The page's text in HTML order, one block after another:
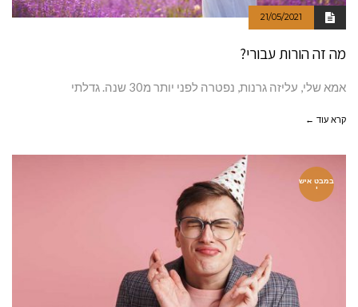
21/05/2021
מה זה הורות עבורי?
אמא שלי, עליזה גרנות, נפטרה לפני יותר מ30 שנה. גדלתי
קרא עוד ←
במבט איש
י